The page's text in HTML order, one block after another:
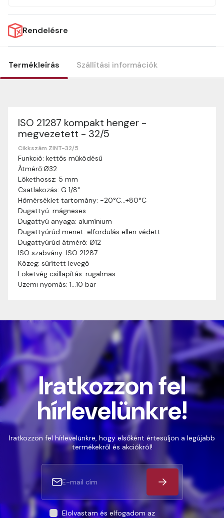
Rendelésre
Termékleírás Szállítási információk
ISO 21287 kompakt henger -
megvezetett - 32/5
Cikkszám ZINT-32/5
Funkció: kettős működésű
Átmérő:Ø32
Lökethossz: 5 mm
Csatlakozás: G 1/8"
Hőmérséklet tartomány: -20°C…+80°C
Dugattyú: mágneses
Dugattyú anyaga: alumínium
Dugattyúrúd menet: elfordulás ellen védett
Dugattyúrúd átmérő: Ø12
ISO szabvány: ISO 21287
Közeg: sűrített levegő
Löketvég csillapítás: rugalmas
Üzemi nyomás: 1…10 bar
Szállítási információk
Nagyon köszönjük, hogy webshopunkat választottátok
vásárlásaitokhoz. Az alábbiakban megtaláljátok szállítási
információinkat, hogy a vásárlásotok gördülékenyen és
zökkenőmentesen történhessen.
Szállítási idő:
munkanapon belül kézbesítjük. Amennyiben
valamilyen okból kifolyólag a szállítás hosszabb
ideig tart, előre értesítünk benneteket.
Szállítási díj: A szállítási díj függ a termék súlyától
és a szállítási cím távolságától. A pontos szállítási
díjat a vásárlás folyamata során megtekinthetitek,
mielőtt a rendelést véglegesítitek.
Iratkozzon fel
hírlevelünkre!
Iratkozzon fel hírlevelünkre, hogy elsőként értesüljön a legújabb
termékekről és akciókról!
Elolvastam és elfogadom az